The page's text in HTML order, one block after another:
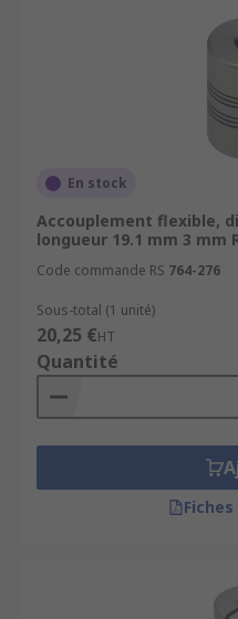
En stock
Accouplement flexible,
longueur 19.1 mm 3 mm
Code commande RS 764-276
Sous-total (1 unité)
20,25 €HT
Quantité